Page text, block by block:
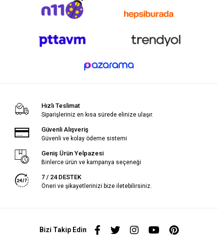
Hızlı Teslimat
Siparişleriniz en kısa sürede elinize ulaşır.
Güvenli Alışveriş
Güvenli ve kolay ödeme sistemi
Geniş Ürün Yelpazesi
Binlerce ürün ve kampanya seçeneği
7 / 24 DESTEK
Öneri ve şikayetlerinizi bize iletebilirsiniz.
Bizi Takip Edin